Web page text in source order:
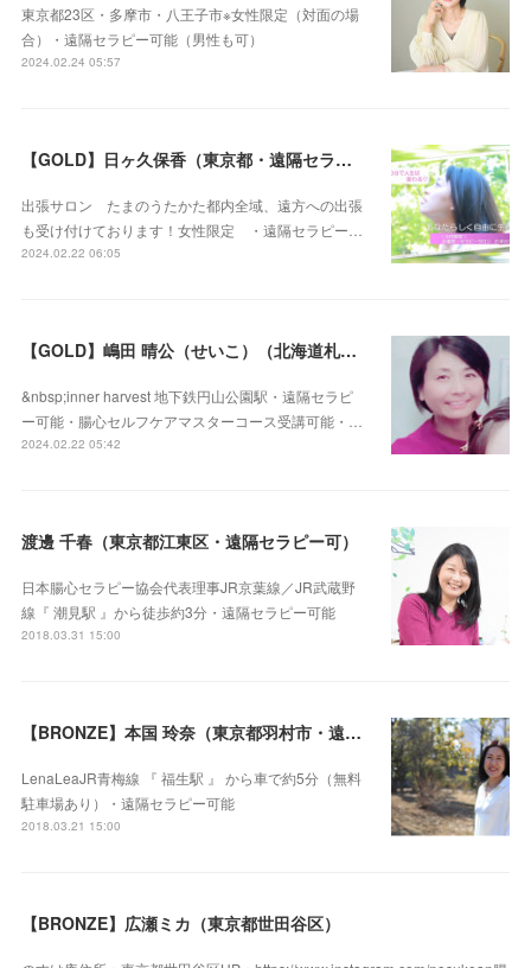
東京都23区・多摩市・八王子市※女性限定（対面の場
合）・遠隔セラピー可能（男性も可）
2024.02.24 05:57
【GOLD】日ヶ久保香（東京都・遠隔セラピー可）
出張サロン たまのうたかた都内全域、遠方への出張
も受け付けております！女性限定 ・遠隔セラピー…
2024.02.22 06:05
【GOLD】嶋田 晴公（せいこ）（北海道札幌市・遠隔セラピー可）
&nbsp;inner harvest 地下鉄円山公園駅・遠隔セラピ
ー可能・腸心セルフケアマスターコース受講可能・…
2024.02.22 05:42
渡邊 千春（東京都江東区・遠隔セラピー可）
日本腸心セラピー協会代表理事JR京葉線／JR武蔵野
線『 潮見駅 』から徒歩約3分・遠隔セラピー可能
2018.03.31 15:00
【BRONZE】本国 玲奈（東京都羽村市・遠隔セラピー可）
LenaLeaJR青梅線 『 福生駅 』 から車で約5分（無料
駐車場あり）・遠隔セラピー可能
2018.03.21 15:00
【BRONZE】広瀬ミカ（東京都世田谷区）